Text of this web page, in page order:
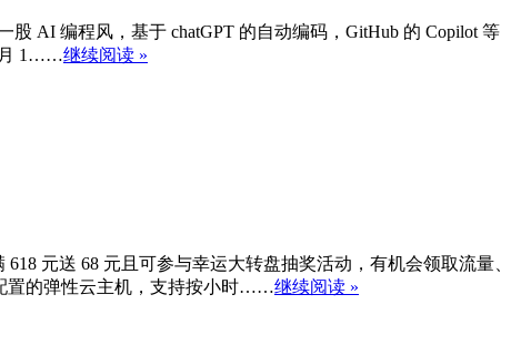
AI 编程风，基于 chatGPT 的自动编码，GitHub 的 Copilot 等
月 1……继续阅读 »
元送 68 元且可参与幸运大转盘抽奖活动，有机会领取流量、
置的弹性云主机，支持按小时……继续阅读 »